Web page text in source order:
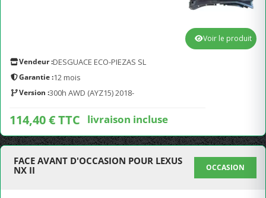
Vendeur :DESGUACE ECO-PIEZAS SL
Garantie :12 mois
Version :300h AWD (AYZ15) 2018-
114,40 € TTC livraison incluse
Voir le produit
FACE AVANT D'OCCASION POUR LEXUS
NX II
OCCASION